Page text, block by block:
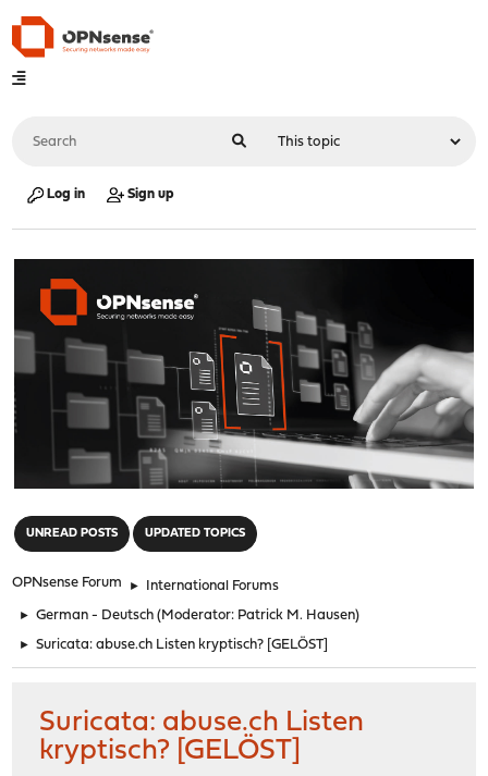
Log in Sign up
UNREAD POSTS UPDATED TOPICS
OPNsense Forum ► International Forums
► German - Deutsch (Moderator: Patrick M. Hausen)
► Suricata: abuse.ch Listen kryptisch? [GELÖST]
Suricata: abuse.ch Listen
kryptisch? [GELÖST]